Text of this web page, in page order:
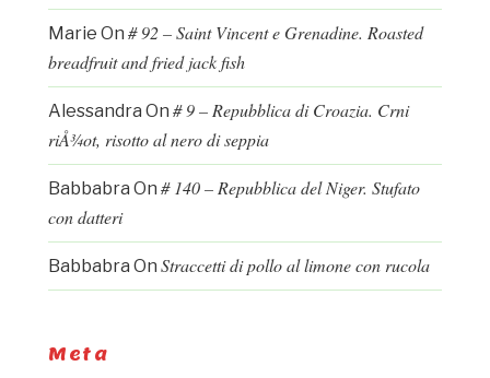
Marie On # 92 – Saint Vincent e Grenadine. Roasted
breadfruit and fried jack fish
Alessandra On # 9 – Repubblica di Croazia. Crni
riÅ¾ot, risotto al nero di seppia
Babbabra On # 140 – Repubblica del Niger. Stufato
con datteri
Babbabra On Straccetti di pollo al limone con rucola
Meta